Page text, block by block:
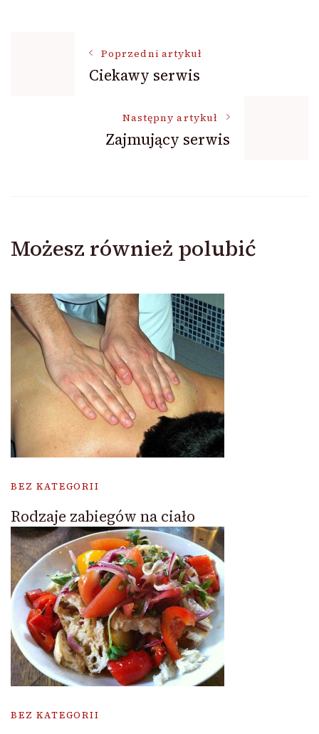
NawigacjaPoprzedni artykuł
Ciekawy serwis
Następny artykuł
Zajmujący serwis
Możesz również polubić
BEZ KATEGORII
Rodzaje zabiegów na ciało
BEZ KATEGORII